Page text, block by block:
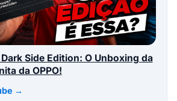
Dark Side Edition: O Unboxing da
da OPPO!
→